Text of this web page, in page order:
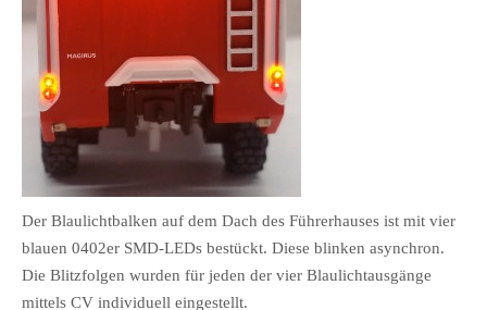
Der Blaulichtbalken auf dem Dach des Führerhauses ist mit vier
blauen 0402er SMD-LEDs bestückt. Diese blinken asynchron.
Die Blitzfolgen wurden für jeden der vier Blaulichtausgänge
mittels CV individuell eingestellt.